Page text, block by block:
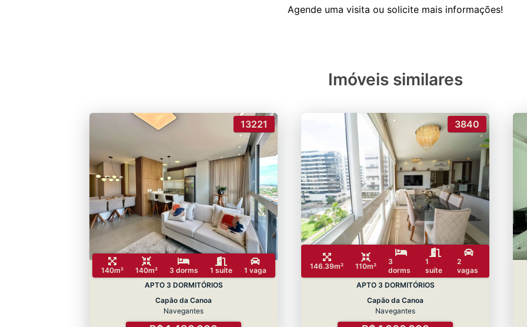
Imóveis similares
13221
140m² 140m² 3 dorms 1 suíte
1 vaga
APTO 3 DORMITÓRIOS
Capão da Canoa
Navegantes
3840
146.39m² 110m²
3
dorms
1
suíte
2
vagas
APTO 3 DORMITÓRIOS
Capão da Canoa
Navegantes